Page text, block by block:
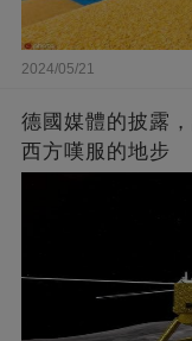
2024/05/21
德國媒體的披露
西方嘆服的地步